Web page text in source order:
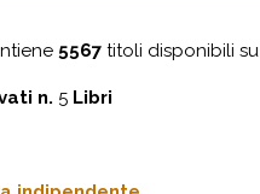
5567titoli disponibili su
n. 5Libri